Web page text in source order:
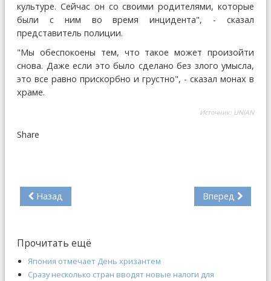
культуре. Сейчас он со своими родителями, которые
были с ним во время инцидента", - сказал
представитель полиции.
"Мы обеспокоены тем, что такое может произойти
снова. Даже если это было сделано без злого умысла,
это все равно прискорбно и грустно", - сказал монах в
храме.
Источник: UNIAN
Share
Назад Вперед
Прочитать ещё
Япония отмечает День хризантем
Сразу несколько стран вводят новые налоги для